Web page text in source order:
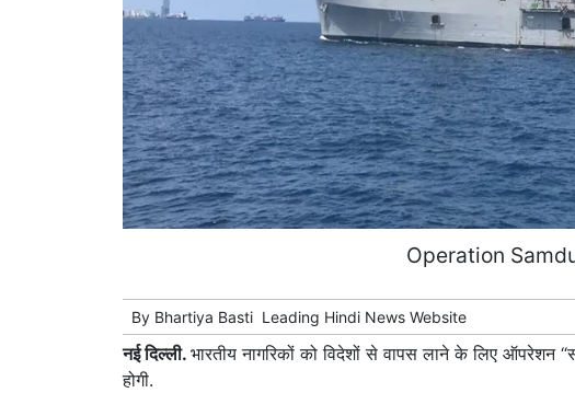
Operation
By Bhartiya Basti Leading Hindi News Website
नई दिल्ली. भारतीय नागरिकों को विदेशों से वापस लाने के लिए
होगी.